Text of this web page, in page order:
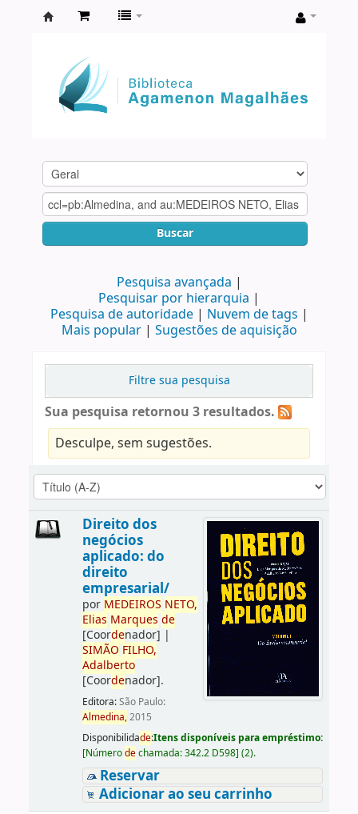
Agamenon
Magalhães
Buscar
Pesquisa avançada
Pesquisar por hierarquia
Pesquisa de autoridade
Nuvem de tags
Mais popular
Sugestões de aquisição
Filtre sua pesquisa
Sua pesquisa retornou 3 resultados.
Desculpe, sem sugestões.
Direito dos
negócios
aplicado: do
direito
empresarial/
por MEDEIROS NETO,
Elias Marques de
[Coordenador] |
SIMÃO FILHO,
Adalberto
[Coordenador].
Editora:São Paulo:
Almedina,2015
Disponibilidade:Itens disponíveis para empréstimo:
[Númerodechamada:342.2 D598] (2).
Reservar
Adicionar ao seu carrinho